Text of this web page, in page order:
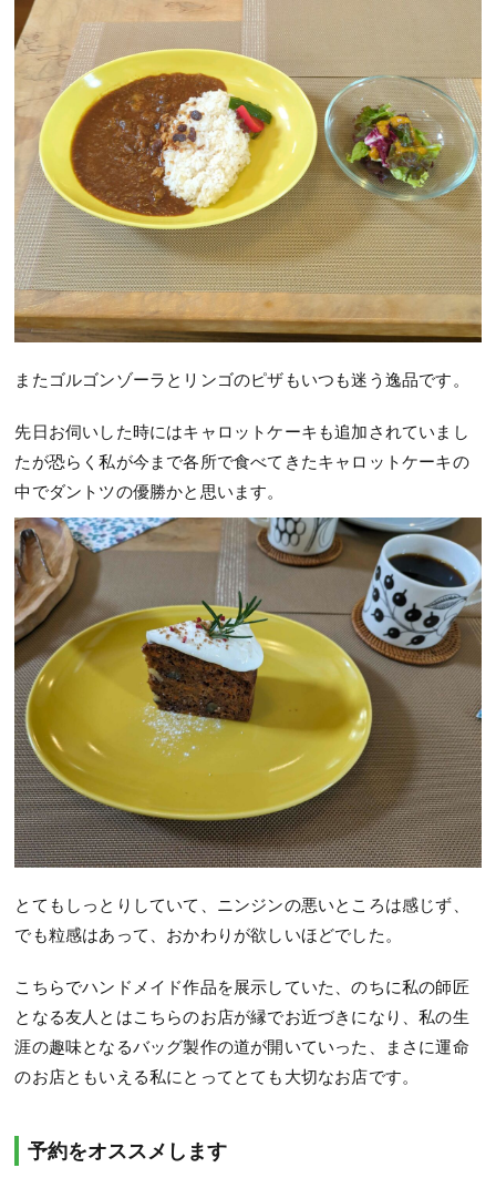
またゴルゴンゾーラとリンゴのピザもいつも迷う逸品です。
先日お伺いした時にはキャロットケーキも追加されていまし
たが恐らく私が今まで各所で食べてきたキャロットケーキの
中でダントツの優勝かと思います。
とてもしっとりしていて、ニンジンの悪いところは感じず、
でも粒感はあって、おかわりが欲しいほどでした。
こちらでハンドメイド作品を展示していた、のちに私の師匠
となる友人とはこちらのお店が縁でお近づきになり、私の生
涯の趣味となるバッグ製作の道が開いていった、まさに運命
のお店ともいえる私にとってとても大切なお店です。
予約をオススメします